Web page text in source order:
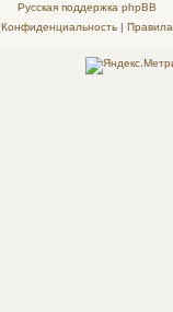
Русская поддержка phpBB
Конфиденциальность| Правила